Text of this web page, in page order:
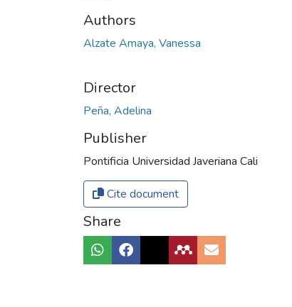
Authors
Alzate Amaya, Vanessa
Director
Peña, Adelina
Publisher
Pontificia Universidad Javeriana Cali
Cite document
Share